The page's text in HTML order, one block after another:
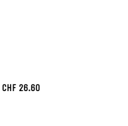
CHF 26.60